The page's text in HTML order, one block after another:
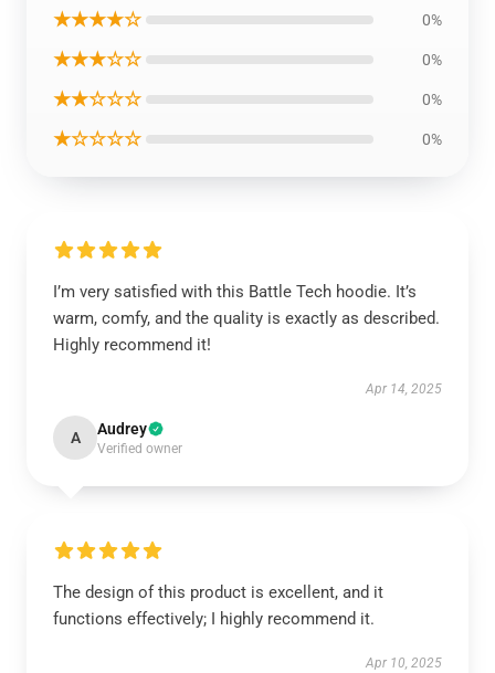
★★★★☆ 0%
★★★☆☆ 0%
★★☆☆☆ 0%
★☆☆☆☆ 0%
I’m very satisfied with this Battle Tech hoodie. It’s
warm, comfy, and the quality is exactly as described.
Highly recommend it!
Apr 14, 2025
A Audrey
Verified owner
The design of this product is excellent, and it
functions effectively; I highly recommend it.
Apr 10, 2025